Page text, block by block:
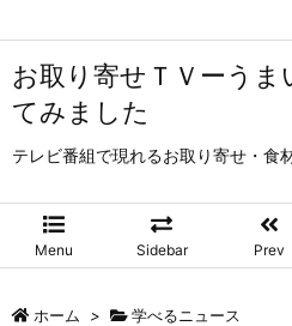
お取り寄せＴＶーうま
てみました
テレビ番組で現れるお取り寄せ・食
Menu Sidebar Prev
ホーム > 学べるニュース